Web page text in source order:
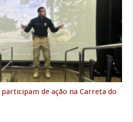
de ação na Carreta do